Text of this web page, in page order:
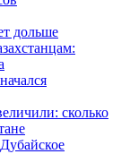
дольше
сколько